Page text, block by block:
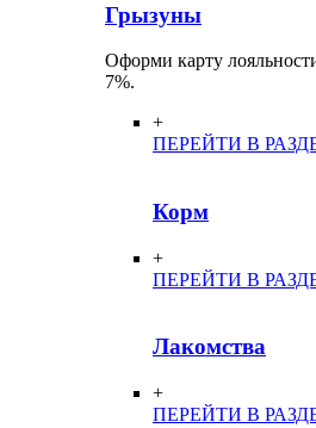
Грызуны
Оформи карту
7%.
+
ПЕРЕЙТИ В
Корм
+
ПЕРЕЙТИ В
Лакомства
+
ПЕРЕЙТИ В